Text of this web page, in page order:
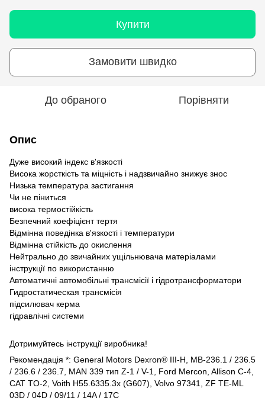
Купити
Замовити швидко
До обраного Порівняти
Опис
Дуже високий індекс в'язкості
Висока жорсткість та міцність і надзвичайно знижує знос
Низька температура застигання
Чи не піниться
висока термостійкість
Безпечний коефіцієнт тертя
Відмінна поведінка в'язкості і температури
Відмінна стійкість до окислення
Нейтрально до звичайних ущільнювача матеріалами
інструкції по використанню
Автоматичні автомобільні трансмісії і гідротрансформатори
Гидростатическая трансмісія
підсилювач керма
гідравлічні системи
Дотримуйтесь інструкції виробника!
Рекомендація *: General Motors Dexron® III-H, MB-236.1 / 236.5
/ 236.6 / 236.7, MAN 339 тип Z-1 / V-1, Ford Mercon, Allison C-4,
CAT TO-2, Voith H55.6335.3x (G607), Volvo 97341, ZF TE-ML
03D / 04D / 09/11 / 14A / 17C